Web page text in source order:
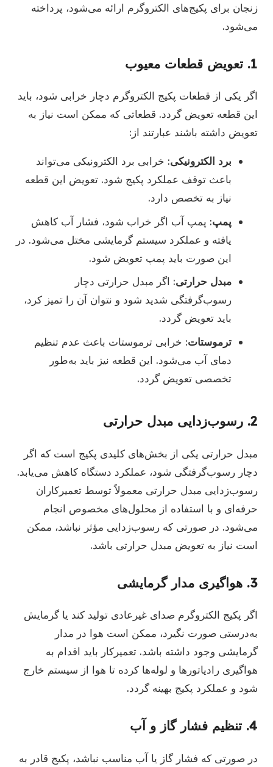
زنجان برای پکیج‌های الکتروگرم ارائه می‌شود، پرداخته
می‌شود.
1. تعویض قطعات معیوب
اگر یکی از قطعات پکیج الکتروگرم دچار خرابی شود، باید
این قطعه تعویض گردد. قطعاتی که ممکن است نیاز به
تعویض داشته باشند عبارتند از:
برد الکترونیکی: خرابی برد الکترونیکی می‌تواند
باعث توقف عملکرد پکیج شود. تعویض این قطعه
نیاز به تخصص دارد.
پمپ: پمپ آب اگر خراب شود، فشار آب کاهش
یافته و عملکرد سیستم گرمایشی مختل می‌شود. در
این صورت باید پمپ تعویض شود.
مبدل حرارتی: اگر مبدل حرارتی دچار
رسوب‌گرفتگی شدید شود و نتوان آن را تمیز کرد،
باید تعویض گردد.
ترموستات: خرابی ترموستات باعث عدم تنظیم
دمای آب می‌شود. این قطعه نیز باید به‌طور
تخصصی تعویض گردد.
2. رسوب‌زدایی مبدل حرارتی
مبدل حرارتی یکی از بخش‌های کلیدی پکیج است که اگر
دچار رسوب‌گرفتگی شود، عملکرد دستگاه کاهش می‌یابد.
رسوب‌زدایی مبدل حرارتی معمولاً توسط تعمیرکاران
حرفه‌ای و با استفاده از محلول‌های مخصوص انجام
می‌شود. در صورتی که رسوب‌زدایی مؤثر نباشد، ممکن
است نیاز به تعویض مبدل حرارتی باشد.
3. هواگیری مدار گرمایشی
اگر پکیج الکتروگرم صدای غیرعادی تولید کند یا گرمایش
به‌درستی صورت نگیرد، ممکن است هوا در مدار
گرمایشی وجود داشته باشد. تعمیرکار باید اقدام به
هواگیری رادیاتورها و لوله‌ها کرده تا هوا از سیستم خارج
شود و عملکرد پکیج بهینه گردد.
4. تنظیم فشار گاز و آب
در صورتی که فشار گاز یا آب مناسب نباشد، پکیج قادر به